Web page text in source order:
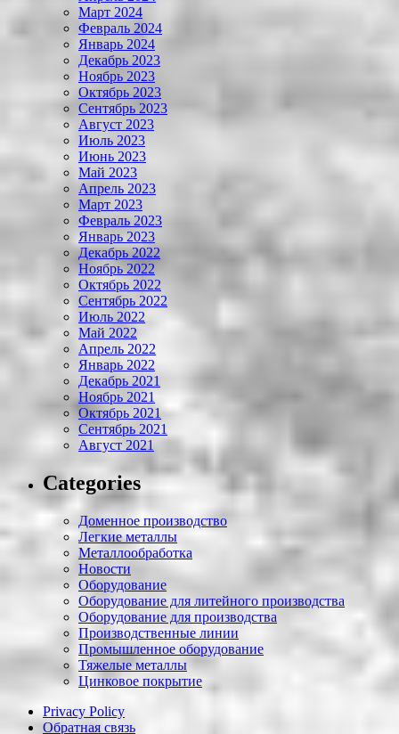
Март 2024
Февраль 2024
Январь 2024
Декабрь 2023
Ноябрь 2023
Октябрь 2023
Сентябрь 2023
Август 2023
Июль 2023
Июнь 2023
Май 2023
Апрель 2023
Март 2023
Февраль 2023
Январь 2023
Декабрь 2022
Ноябрь 2022
Октябрь 2022
Сентябрь 2022
Июль 2022
Май 2022
Апрель 2022
Январь 2022
Декабрь 2021
Ноябрь 2021
Октябрь 2021
Сентябрь 2021
Август 2021
Categories
Доменное производство
Легкие металлы
Металлообработка
Новости
Оборудование
Оборудование для литейного производства
Оборудование для производства
Производственные линии
Промышленное оборудование
Тяжелые металлы
Цинковое покрытие
Privacy Policy
Обратная связь